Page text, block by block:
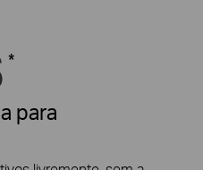
*
para